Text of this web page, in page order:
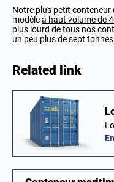
Notre plus petit conteneur
modèleà haut volume de
plus lourd de tous nos
un peu plus de sept
Related link